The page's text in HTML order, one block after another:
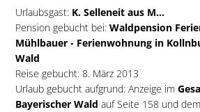
Urlaubsgast:K. Selleneit aus M...
Pension gebucht bei:Waldpension
Mühlbauer - Ferienwohnung in
Wald
Reise gebucht: 8. März 2013
Urlaub gebucht aufgrund: Anzeige im
Bayerischer Wald auf Seite 158 und